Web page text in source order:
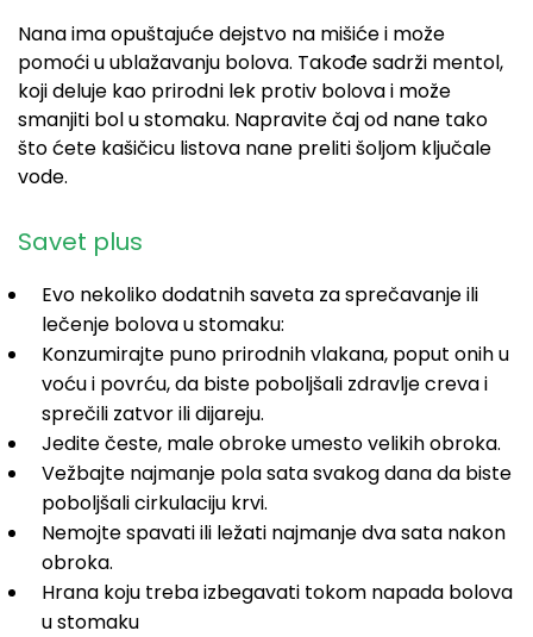
Nana ima opuštajuće dejstvo na mišiće i može
pomoći u ublažavanju bolova. Takođe sadrži mentol,
koji deluje kao prirodni lek protiv bolova i može
smanjiti bol u stomaku. Napravite čaj od nane tako
što ćete kašičicu listova nane preliti šoljom ključale
vode.
Savet plus
Evo nekoliko dodatnih saveta za sprečavanje ili
lečenje bolova u stomaku:
Konzumirajte puno prirodnih vlakana, poput onih u
voću i povrću, da biste poboljšali zdravlje creva i
sprečili zatvor ili dijareju.
Jedite česte, male obroke umesto velikih obroka.
Vežbajte najmanje pola sata svakog dana da biste
poboljšali cirkulaciju krvi.
Nemojte spavati ili ležati najmanje dva sata nakon
obroka.
Hrana koju treba izbegavati tokom napada bolova
u stomaku